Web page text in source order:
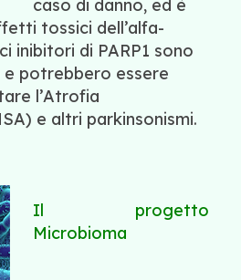
caso di danno, ed è
tossici dell’alfa-
inibitori di PARP1 sono
potrebbero essere
l’Atrofia
e altri parkinsonismi.
Il progetto
Microbioma